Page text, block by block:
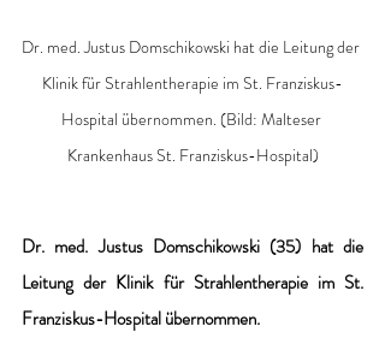
Dr. med. Justus Domschikowski hat die Leitung der
Klinik für Strahlentherapie im St. Franziskus-
Hospital übernommen. (Bild: Malteser
Krankenhaus St. Franziskus-Hospital)
Dr. med. Justus Domschikowski (35) hat die
Leitung der Klinik für Strahlentherapie im St.
Franziskus-Hospital übernommen.